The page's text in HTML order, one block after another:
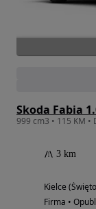
Skoda Fabia
3 km
Kielce
Firma •